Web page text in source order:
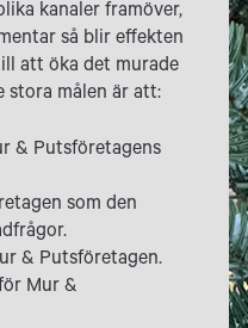
kanaler framöver,
så blir effekten
att öka det murade
stora målen är att:
& Putsföretagens
som den
& Putsföretagen.
Mur &